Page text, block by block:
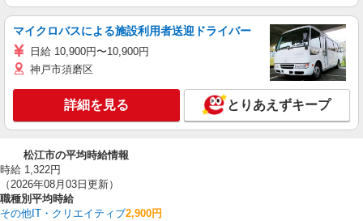
マイクロバスによる施設利用者送迎ドライバー
日給 10,900円〜10,900円
神戸市須磨区
詳細を見る とりあえずキープ
松江市の平均時給情報
時給 1,322円
（2026年08月03日更新）
職種別平均時給
その他IT・クリエイティブ2,900円